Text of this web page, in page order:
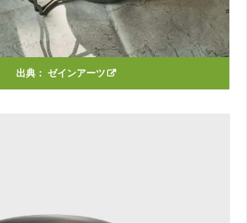
出典： ゼインアーツ